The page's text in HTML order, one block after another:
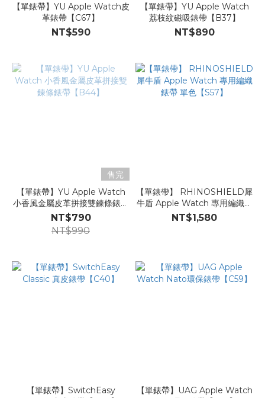
【單錶帶】YU Apple Watch皮
革錶帶【C67】
NT$590
【單錶帶】YU Apple Watch
荔枝紋磁吸錶帶【B37】
NT$890
售完
【單錶帶】YU Apple Watch
小香風金屬皮革拼接雙鍊條錶帶
【B44】
NT$790
NT$990
【單錶帶】 RHINOSHIELD犀
牛盾 Apple Watch 專用編織錶
帶 單色【S57】
NT$1,580
【單錶帶】SwitchEasy
【單錶帶】UAG Apple Watch